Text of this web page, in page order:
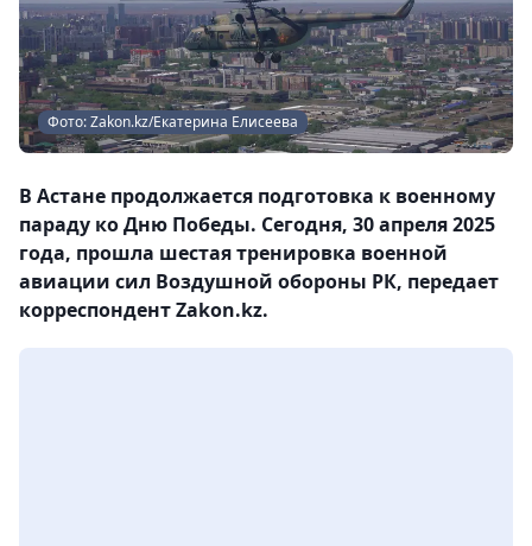
Фото: Zakon.kz/Екатерина Елисеева
В Астане продолжается подготовка к военному
параду ко Дню Победы. Сегодня, 30 апреля 2025
года, прошла шестая тренировка военной
авиации сил Воздушной обороны РК, передает
корреспондент Zakon.kz.